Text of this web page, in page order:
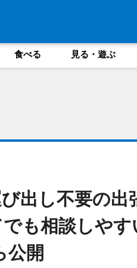
食べる 見る・遊ぶ
出し不要の出
も相談しや
公開